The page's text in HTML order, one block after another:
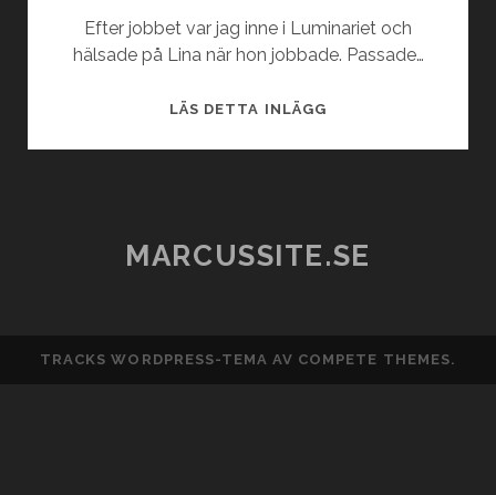
Efter jobbet var jag inne i Luminariet och
hälsade på Lina när hon jobbade. Passade…
LÄS DETTA INLÄGGDRÖMLJUS:
MARCUSSITE.SE
TRACKS WORDPRESS-TEMA AV COMPETE THEMES.